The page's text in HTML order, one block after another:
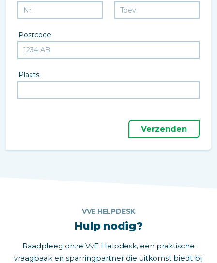
Postcode
Plaats
Verzenden
VVE HELPDESK
Hulp nodig?
Raadpleeg onze VvE Helpdesk, een praktische
vraagbaak en sparringpartner die uitkomst biedt bij